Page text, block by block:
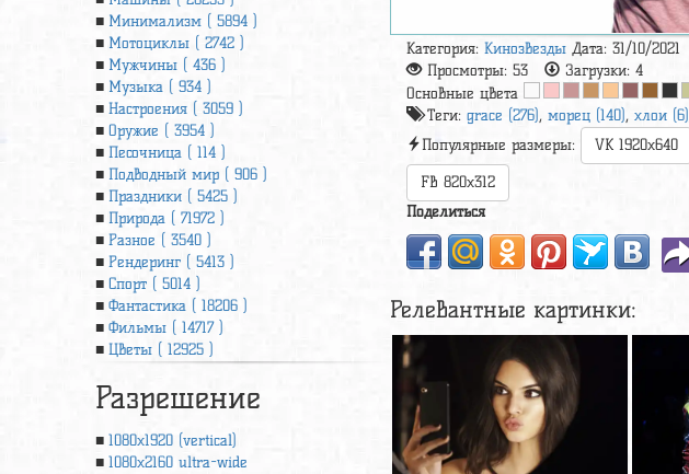
Минимализм ( 5894 )
Мотоциклы ( 2742 )
Мужчины ( 436 )
Музыка ( 934 )
Настроения ( 3059 )
Оружие ( 3954 )
Песочница ( 114 )
Подводный мир ( 906 )
Праздники ( 5425 )
Природа ( 71972 )
Разное ( 3540 )
Рендеринг ( 5413 )
Спорт ( 5014 )
Фантастика ( 18206 )
Фильмы ( 14717 )
Цветы ( 12925 )
Разрешение
1080x1920 (vertical)
1080x2160 ultra-wide
Категория:Кинозвезды Дата: 31/10/2021
Просмотры:53 Загрузки:4
Основные цвета
Теги:grace (276),морец (140),хлои (6)
Популярные размеры:
VK 1920x640
FB 820x312
Поделиться
Релевантные картинки: